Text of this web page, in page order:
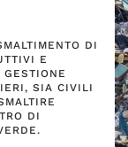
DI
E
SIA CIVILI
DI